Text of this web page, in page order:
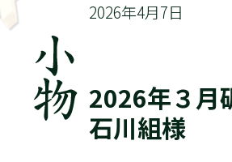
2026年4月7日
2026年３
石川組様